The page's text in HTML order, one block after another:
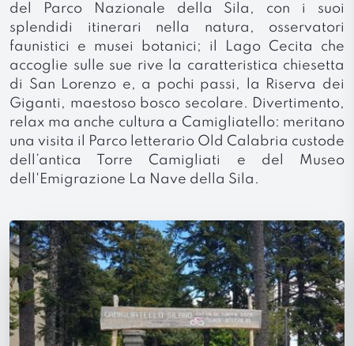
del Parco Nazionale della Sila, con i suoi
splendidi itinerari nella natura, osservatori
faunistici e musei botanici; il Lago Cecita che
accoglie sulle sue rive la caratteristica chiesetta
di San Lorenzo e, a pochi passi, la Riserva dei
Giganti, maestoso bosco secolare. Divertimento,
relax ma anche cultura a Camigliatello: meritano
una visita il Parco letterario Old Calabria custode
dell’antica Torre Camigliati e del Museo
dell'Emigrazione La Nave della Sila.